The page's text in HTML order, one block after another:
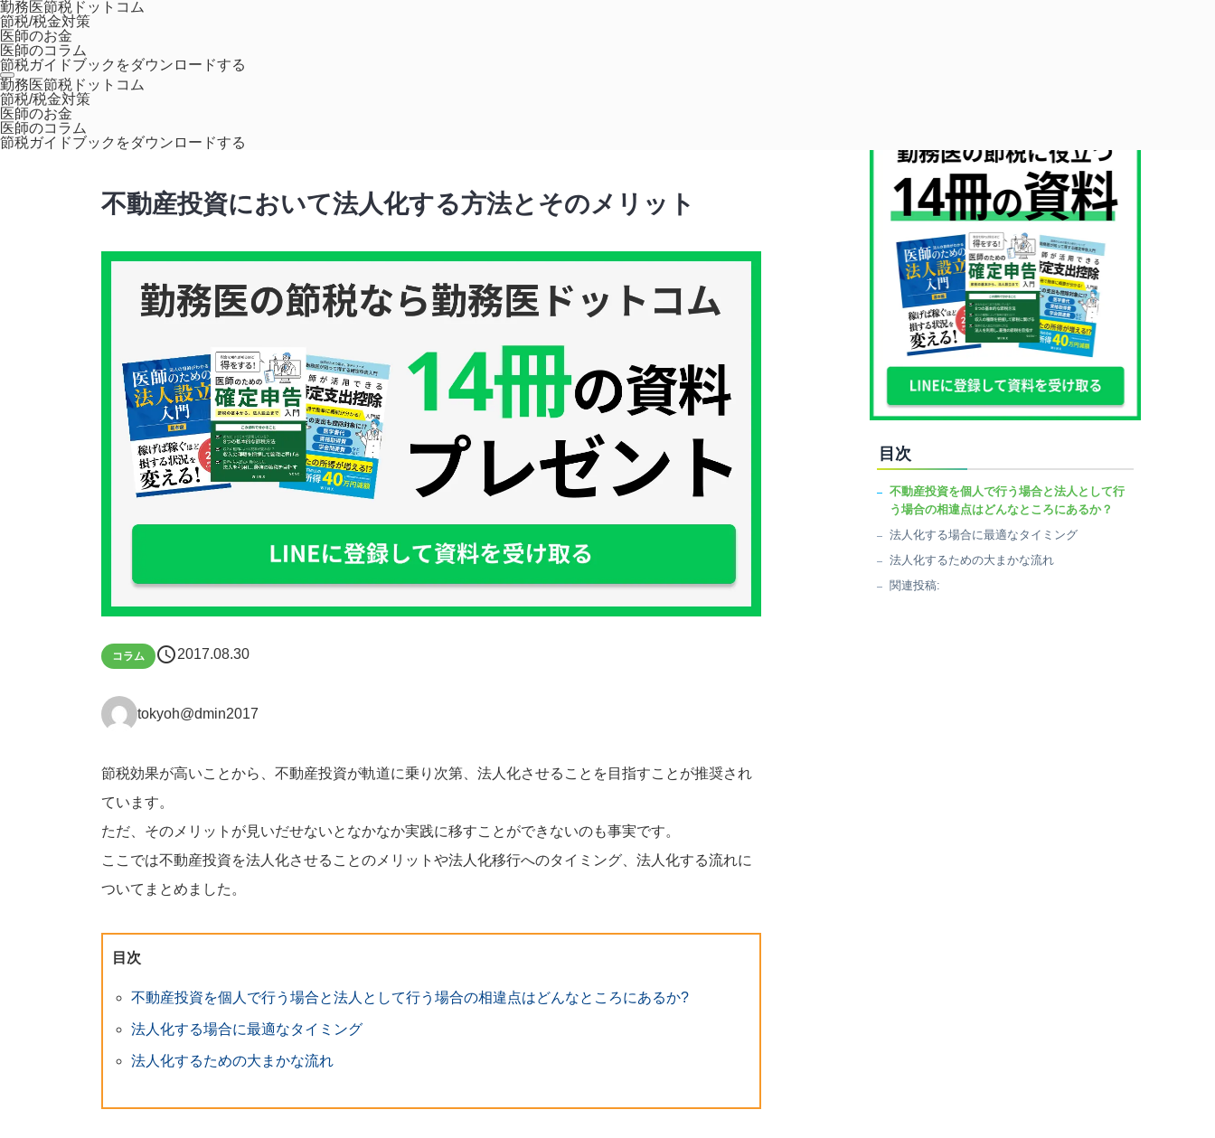
勤務医節税ドットコム
節税/税金対策
医師のお金
医師のコラム
節税ガイドブックをダウンロードする
勤務医節税ドットコム
節税/税金対策
医師のお金
医師のコラム
節税ガイドブックをダウンロードする
ホーム コラム
不動産投資入門
不動産投資において法人化する方法とそのメリット
コラム schedule2017.08.30
tokyoh@dmin2017
節税効果が高いことから、不動産投資が軌道に乗り次第、法人化させることを目指すことが推奨され
ています。
ただ、そのメリットが見いだせないとなかなか実践に移すことができないのも事実です。
ここでは不動産投資を法人化させることのメリットや法人化移行へのタイミング、法人化する流れに
ついてまとめました。
目次
不動産投資を個人で行う場合と法人として行う場合の相違点はどんなところにあるか?
法人化する場合に最適なタイミング
法人化するための大まかな流れ
目次
不動産投資を個人で行う場合と法人として行
う場合の相違点はどんなところにあるか？
法人化する場合に最適なタイミング
法人化するための大まかな流れ
関連投稿: